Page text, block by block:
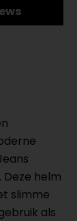
helm
slimme
als